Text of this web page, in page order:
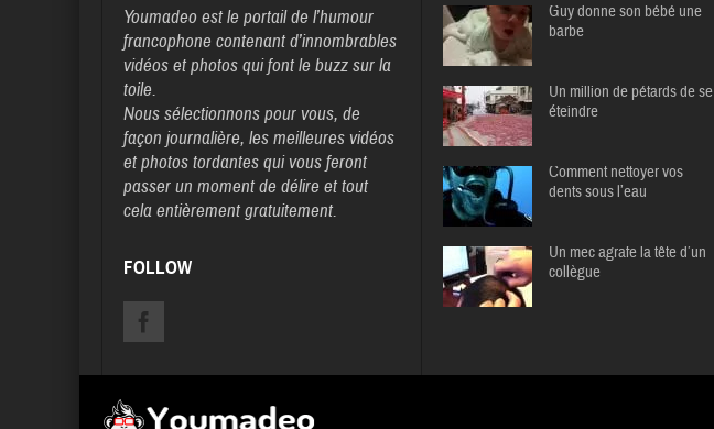
Youmadeo est le portail de l’humour
francophone contenant d’innombrables
vidéos et photos qui font le buzz sur la
toile.
Nous sélectionnons pour vous, de
façon journalière, les meilleures vidéos
et photos tordantes qui vous feront
passer un moment de délire et tout
cela entièrement gratuitement.
FOLLOW
Guy donne son bébé une
barbe
Un million de pétards de se
éteindre
Comment nettoyer vos
dents sous l’eau
Un mec agrafe la tête d’un
collègue